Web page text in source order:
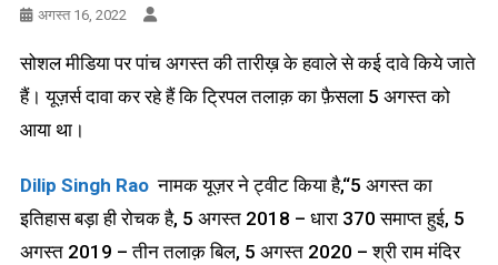
अगस्त 16, 2022
सोशल मीडिया पर पांच अगस्त की तारीख़ के हवाले से कई दावे किये जाते
हैं। यूज़र्स दावा कर रहे हैं कि ट्रिपल तलाक़ का फ़ैसला 5 अगस्त को
आया था।
Dilip Singh Rao नामक यूज़र ने ट्वीट किया है,“5 अगस्त का
इतिहास बड़ा ही रोचक है, 5 अगस्त 2018 – धारा 370 समाप्त हुई, 5
अगस्त 2019 – तीन तलाक़ बिल, 5 अगस्त 2020 – श्री राम मंदिर